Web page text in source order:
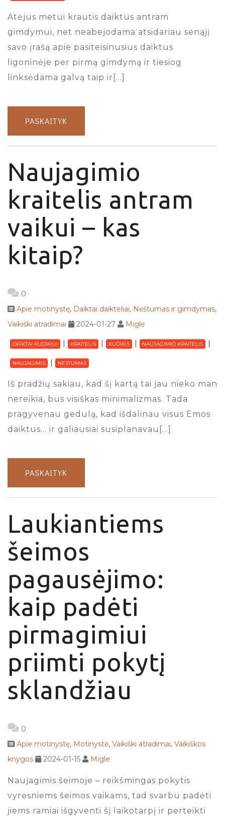
Atėjus metui krautis daiktus antram
gimdymui, net neabejodama atsidariau senąjį
savo įrašą apie pasiteisinusius daiktus
ligoninėje per pirmą gimdymą ir tiesiog
linksėdama galvą taip ir[…]
PASKAITYK
Naujagimio
kraitelis antram
vaikui – kas
kitaip?
0
Apie motinystę, Daiktai daikteliai, Nėštumas ir gimdymas,
Vaikiški atradimai
2024-01-27 Migle
DAIKTAI KUDIKIUI KRAITELIS KUDIKIS NAUJAGIMIO KRAITELIS
NAUJAGIMIS NESTUMAS
Iš pradžių sakiau, kad šį kartą tai jau nieko man
nereikia, bus visiškas minimalizmas. Tada
pragyvenau gedulą, kad išdalinau visus Emos
daiktus… ir galiausiai susiplanavau[…]
PASKAITYK
Laukiantiems
šeimos
pagausėjimo:
kaip padėti
pirmagimiui
priimti pokytį
sklandžiau
0
Apie motinystę, Motinystė, Vaikiški atradimai, Vaikiškos
knygos
2024-01-15 Migle
Naujagimis šeimoje – reikšmingas pokytis
vyresniems šeimos vaikams, tad svarbu padėti
jiems ramiai išgyventi šį laikotarpį ir perteikti